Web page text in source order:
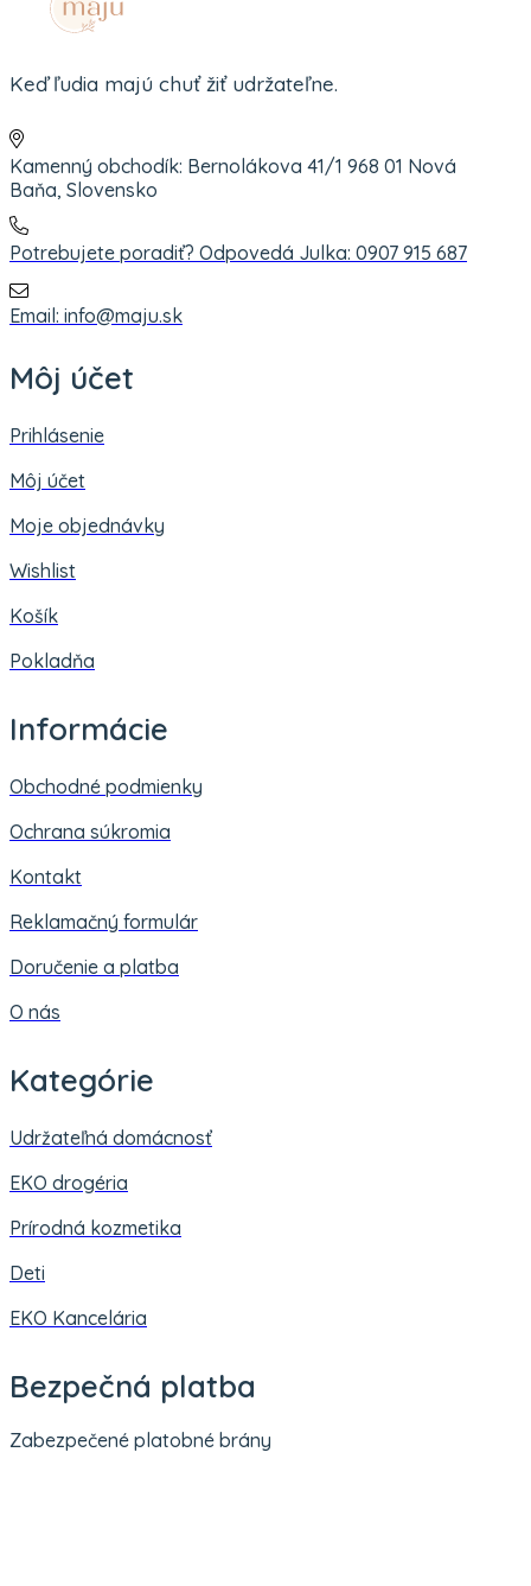
Keď ľudia majú chuť žiť udržateľne.
Kamenný obchodík: Bernolákova 41/1 968 01 Nová
Baňa, Slovensko
Potrebujete poradiť? Odpovedá Julka: 0907 915 687
Email: info@maju.sk
Môj účet
Prihlásenie
Môj účet
Moje objednávky
Wishlist
Košík
Pokladňa
Informácie
Obchodné podmienky
Ochrana súkromia
Kontakt
Reklamačný formulár
Doručenie a platba
O nás
Kategórie
Udržateľná domácnosť
EKO drogéria
Prírodná kozmetika
Deti
EKO Kancelária
Bezpečná platba
Zabezpečené platobné brány